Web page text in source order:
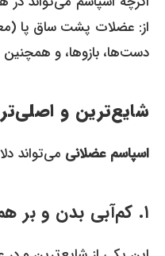
از: عضلات پشت ساق پا
دست‌ها، بازوها، و
شایع‌ترین و
اسپاسم عضلانی می‌تواند
۱. کم‌آبی بدن و بر هم خوردن تعادل الکترولیت‌های ضروری